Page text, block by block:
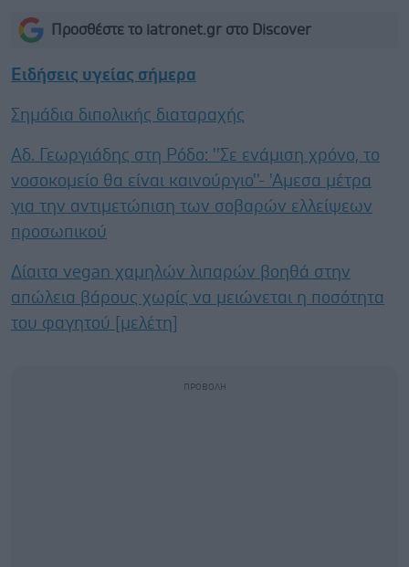
Προσθέστε το iatronet.gr στο Discover
Ειδήσεις υγείας σήμερα
Σημάδια διπολικής διαταραχής
Αδ. Γεωργιάδης στη Ρόδο: ''Σε ενάμιση χρόνο, το
νοσοκομείο θα είναι καινούργιο''- 'Αμεσα μέτρα
για την αντιμετώπιση των σοβαρών ελλείψεων
προσωπικού
Δίαιτα vegan χαμηλών λιπαρών βοηθά στην
απώλεια βάρους χωρίς να μειώνεται η ποσότητα
του φαγητού [μελέτη]